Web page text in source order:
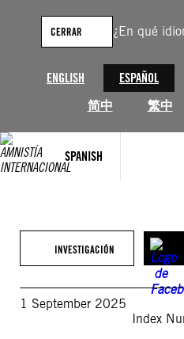
¿En qué
ENGLISH ESPAÑOL
简中
繁中
CERRAR
SPANISH
contenido
INVESTIGACIÓN
1 September 2025
Index